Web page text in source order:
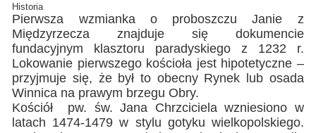
Historia
Pierwsza wzmianka o proboszczu Janie z
Międzyrzecza znajduje się dokumencie
fundacyjnym klasztoru paradyskiego z 1232 r.
Lokowanie pierwszego kościoła jest hipotetyczne –
przyjmuje się, że był to obecny Rynek lub osada
Winnica na prawym brzegu Obry.
Kościół pw. św. Jana Chrzciciela wzniesiono w
latach 1474-1479 w stylu gotyku wielkopolskiego.